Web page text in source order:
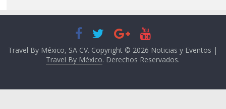
Travel By México, SA CV. Copyright © 2026 Noticias y Eventos |
Travel By México. Derechos Reservados.